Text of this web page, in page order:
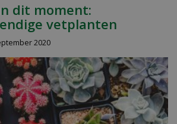
dit moment:
vetplanten
2020